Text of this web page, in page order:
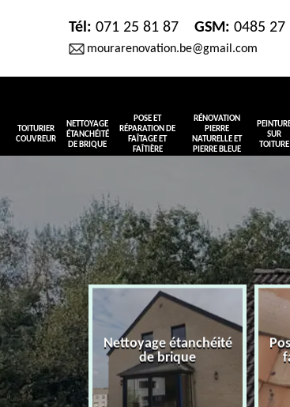
Tél: 071 25 81 87 GSM: 0485 27
mourarenovation.be@gmail.com
TOITURIER
COUVREUR
NETTOYAGE
ÉTANCHÉITÉ
DE BRIQUE
POSE ET
RÉPARATION DE
FAÎTAGE ET
FAÎTIÈRE
RÉNOVATION
PIERRE
NATURELLE ET
PIERRE BLEUE
SUR
TOITURE
Nettoyage étanchéité
de brique